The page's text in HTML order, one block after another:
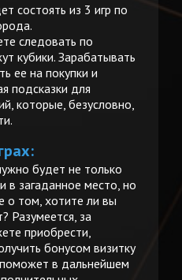
состоять из 3 игр по
следовать по
кубики. Зарабатывать
ее на покупки и
подсказки для
которые, безусловно,
будет не только
в загаданное место, но
о том, хотите ли вы
Разумеется, за
приобрести,
бонусом визитку
в дальнейшем